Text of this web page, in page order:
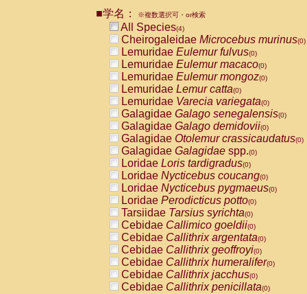
Pitheciidae
Pitheciidae Callicebus moloch
PitheciidaeCallicebus torquatus
PitheciidaeCallicebusspp.(0)
PitheciidaeChiropotes satanas
PitheciidaePithecia monachus
PitheciidaePithecia pithecia(0)
CercopithecidaeCercocebus agilis
CercopithecidaeCercocebus
CercopithecidaeCercocebus
CercopithecidaeCercocebus
CercopithecidaeCercocebus
CercopithecidaeCercocebus
CercopithecidaeCercocebus
CercopithecidaeLophocebus
CercopithecidaePapio anubis(0)
CercopithecidaePapio cynocephalus
Cercopithecidae Papio hamadryas
CercopithecidaePapio papio
CercopithecidaePapiospp.(0)
CercopithecidaeMandrillus
CercopithecidaeMandrillus sphinx
CercopithecidaeTheropithecus
CercopithecidaeMacaca arctoides
■学名： ※複数選択可・or検索
All Species(4)
Cheirogaleidae Microcebus murinus(0)
Lemuridae Eulemur fulvus(0)
Lemuridae Eulemur macaco(0)
Lemuridae Eulemur mongoz(0)
Lemuridae Lemur catta(0)
Lemuridae Varecia variegata(0)
Galagidae Galago senegalensis(0)
Galagidae Galago demidovii(0)
Galagidae Otolemur crassicaudatus(0)
Galagidae Galagidae spp.(0)
Loridae Loris tardigradus(0)
Loridae Nycticebus coucang(0)
Loridae Nycticebus pygmaeus(0)
Loridae Perodicticus potto(0)
Tarsiidae Tarsius syrichta(0)
Cebidae Callimico goeldii(0)
Cebidae Callithrix argentata(0)
Cebidae Callithrix geoffroyi(0)
Cebidae Callithrix humeralifer(0)
Cebidae Callithrix jacchus(0)
Cebidae Callithrix penicillata(0)